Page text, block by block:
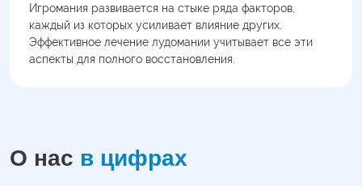
Игромания развивается на стыке ряда факторов,
каждый из которых усиливает влияние других.
Эффективное лечение лудомании учитывает все эти
аспекты для полного восстановления.
О нас в цифрах